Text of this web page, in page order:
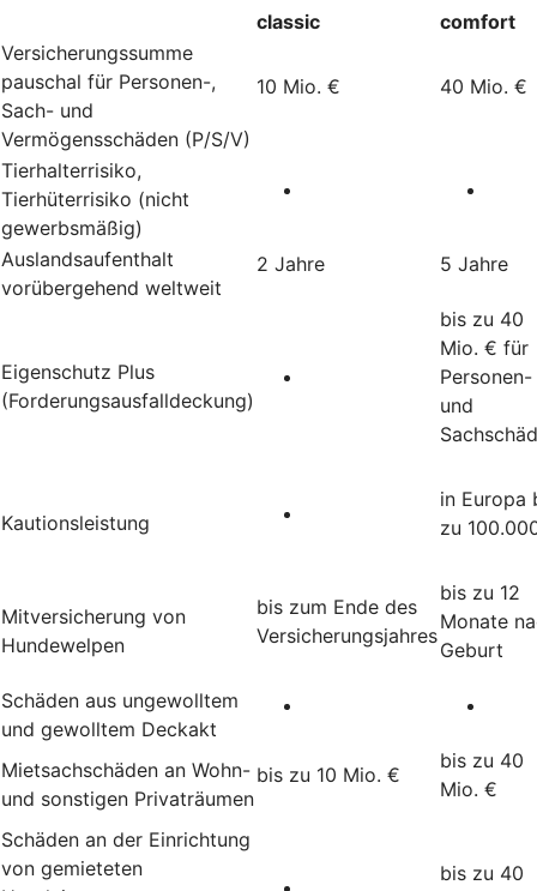
classic
comfort
Versicherungssumme
pauschal für Personen-,
Sach- und
Vermögensschäden (P/S/V)
10 Mio. € 40 Mio. €
Tierhalterrisiko,
Tierhüterrisiko (nicht
gewerbsmäßig)
Auslandsaufenthalt
vorübergehend weltweit
2 Jahre 5 Jahre
Eigenschutz Plus
(Forderungsausfalldeckung)
bis zu 40
Mio. € für
Personen-
und
Kautionsleistung
in Europa
zu
Mitversicherung von
Hundewelpen
bis zum Ende des
Versicherungsjahres
bis zu 12
Monate
Geburt
Schäden aus ungewolltem
und gewolltem Deckakt
Mietsachschäden an Wohn-
und sonstigen Privaträumen
bis zu 10 Mio. €
bis zu 40
Mio. €
Schäden an der Einrichtung
von gemieteten
bis zu 40